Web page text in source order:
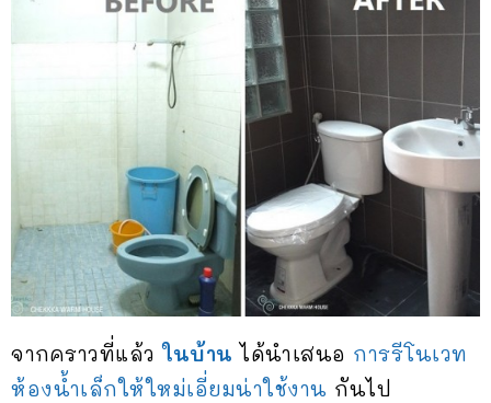
จากคราวที่แล้วในบ้านได้นำเสนอ การรีโนเวท
ห้องน้ำเล็กให้ใหม่เอี่ยมน่าใช้งาน กันไป